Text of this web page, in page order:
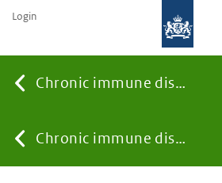
Chronic immune diseases
YouChronic immune diseases
Login